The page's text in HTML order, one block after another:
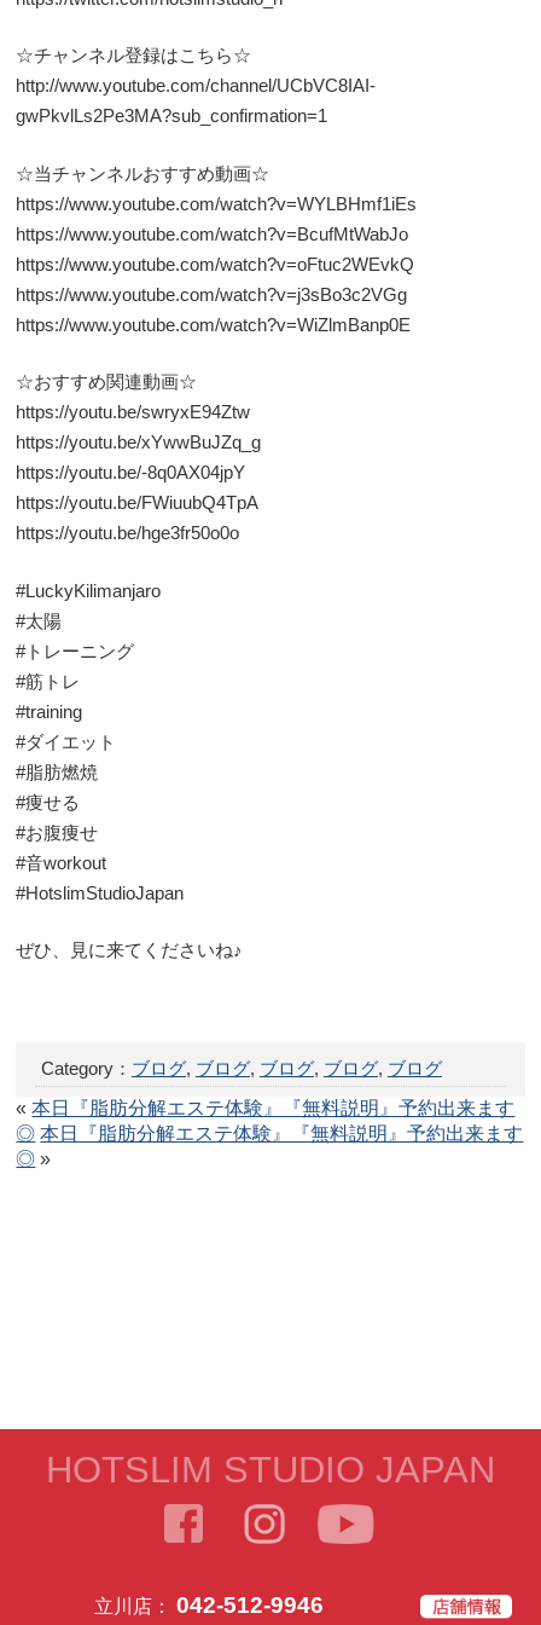
☆チャンネル登録はこちら☆
http://www.youtube.com/channel/UCbVC8IAI-
gwPkvlLs2Pe3MA?sub_confirmation=1
☆当チャンネルおすすめ動画☆
https://www.youtube.com/watch?v=WYLBHmf1iEs
https://www.youtube.com/watch?v=BcufMtWabJo
https://www.youtube.com/watch?v=oFtuc2WEvkQ
https://www.youtube.com/watch?v=j3sBo3c2VGg
https://www.youtube.com/watch?v=WiZlmBanp0E
☆おすすめ関連動画☆
https://youtu.be/swryxE94Ztw
https://youtu.be/xYwwBuJZq_g
https://youtu.be/-8q0AX04jpY
https://youtu.be/FWiuubQ4TpA
https://youtu.be/hge3fr50o0o
#LuckyKilimanjaro
#太陽
#トレーニング
#筋トレ
#training
#ダイエット
#脂肪燃焼
#痩せる
#お腹痩せ
#音workout
#HotslimStudioJapan
ぜひ、見に来てくださいね♪
Category： ブログ, ブログ, ブログ, ブログ, ブログ
«本日『脂肪分解エステ体験』『無料説明』予約出来ます
◎ 本日『脂肪分解エステ体験』『無料説明』予約出来ます
◎ »
HOTSLIM STUDIO JAPAN
立川店： 042-512-9946